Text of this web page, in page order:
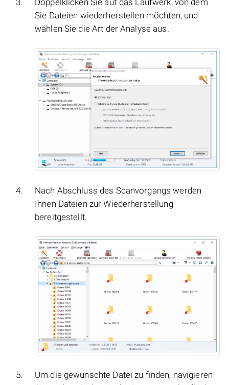
Sie Dateien wiederherstellen möchten, und
wählen Sie die Art der Analyse aus.
Nach Abschluss des Scanvorgangs werden
Ihnen Dateien zur Wiederherstellung
bereitgestellt.
Um die gewünschte Datei zu finden, navigieren